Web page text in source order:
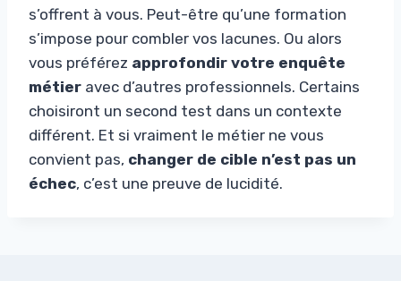
s’offrent à vous. Peut-être qu’une formation
s’impose pour combler vos lacunes. Ou alors
vous préférez approfondir votre enquête
métier avec d’autres professionnels. Certains
choisiront un second test dans un contexte
différent. Et si vraiment le métier ne vous
convient pas, changer de cible n’est pas un
échec, c’est une preuve de lucidité.